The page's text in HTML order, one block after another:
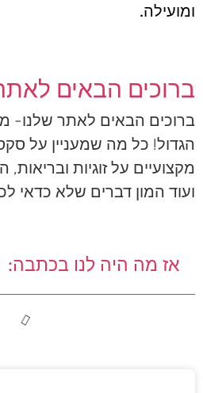
ומועילה.
ברוכים הבאים
ברוכים הבאים לאתר שלנו-
הגדול! כל מה שמעניין על
מקצועיים על זוגיות ובריאות,
ועוד המון דברים שלא כדאי
אז מה היה לנו בכתבה: